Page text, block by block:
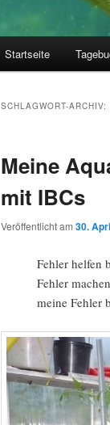
Startseite
SCHLAGWORT-ARCHIV:
Meine
mit IBCs
Veröffentlicht am 30.
Fehler helfen
Fehler
meine Fehler